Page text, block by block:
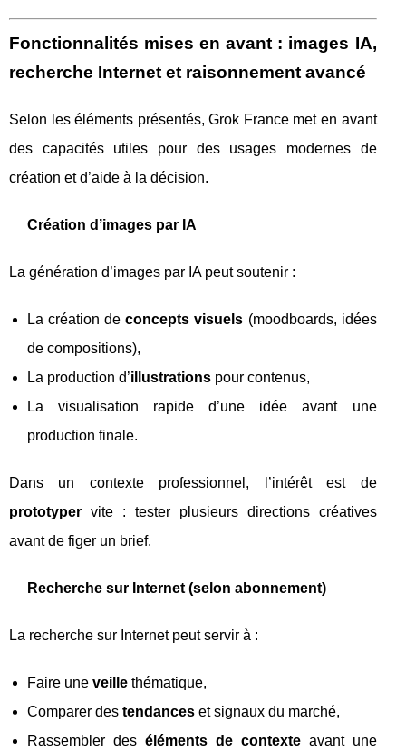
Fonctionnalités mises en avant : images IA,
recherche Internet et raisonnement avancé
Selon les éléments présentés, Grok France met en avant
des capacités utiles pour des usages modernes de
création et d’aide à la décision.
Création d’images par IA
La génération d’images par IA peut soutenir :
La création deconcepts visuels (moodboards, idées
de compositions),
La production d’illustrations pour contenus,
La visualisation rapide d’une idée avant une
production finale.
Dans un contexte professionnel, l’intérêt est de
prototyper vite : tester plusieurs directions créatives
avant de figer un brief.
Recherche sur Internet (selon abonnement)
La recherche sur Internet peut servir à :
Faire une veille thématique,
Comparer des tendances et signaux du marché,
Rassembler des éléments de contexteavant une